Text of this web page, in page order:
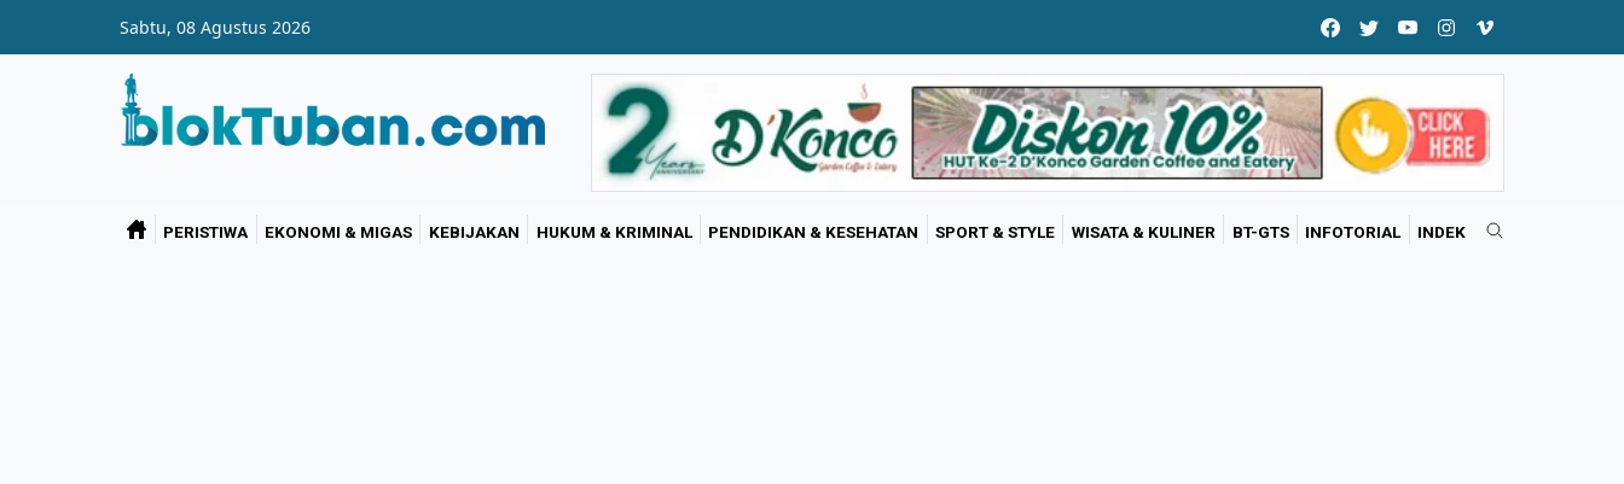
Sabtu, 08 Agustus 2026
PERISTIWA EKONOMI & MIGAS KEBIJAKAN HUKUM & KRIMINAL PENDIDIKAN & KESEHATAN SPORT & STYLE WISATA & KULINER BT-GTS INFOTORIAL INDEK